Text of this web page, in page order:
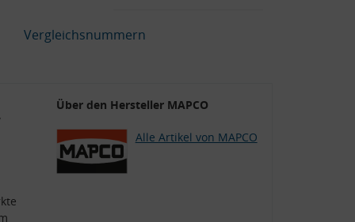
Vergleichsnummern
Über den Hersteller MAPCO
Alle Artikel von MAPCO